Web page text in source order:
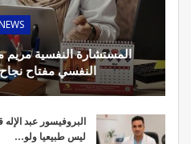
المستشارة النفسية مريم
النفسي مفتاح نجاح
البروفيسور عبد
ليس طبيعيا ولو…